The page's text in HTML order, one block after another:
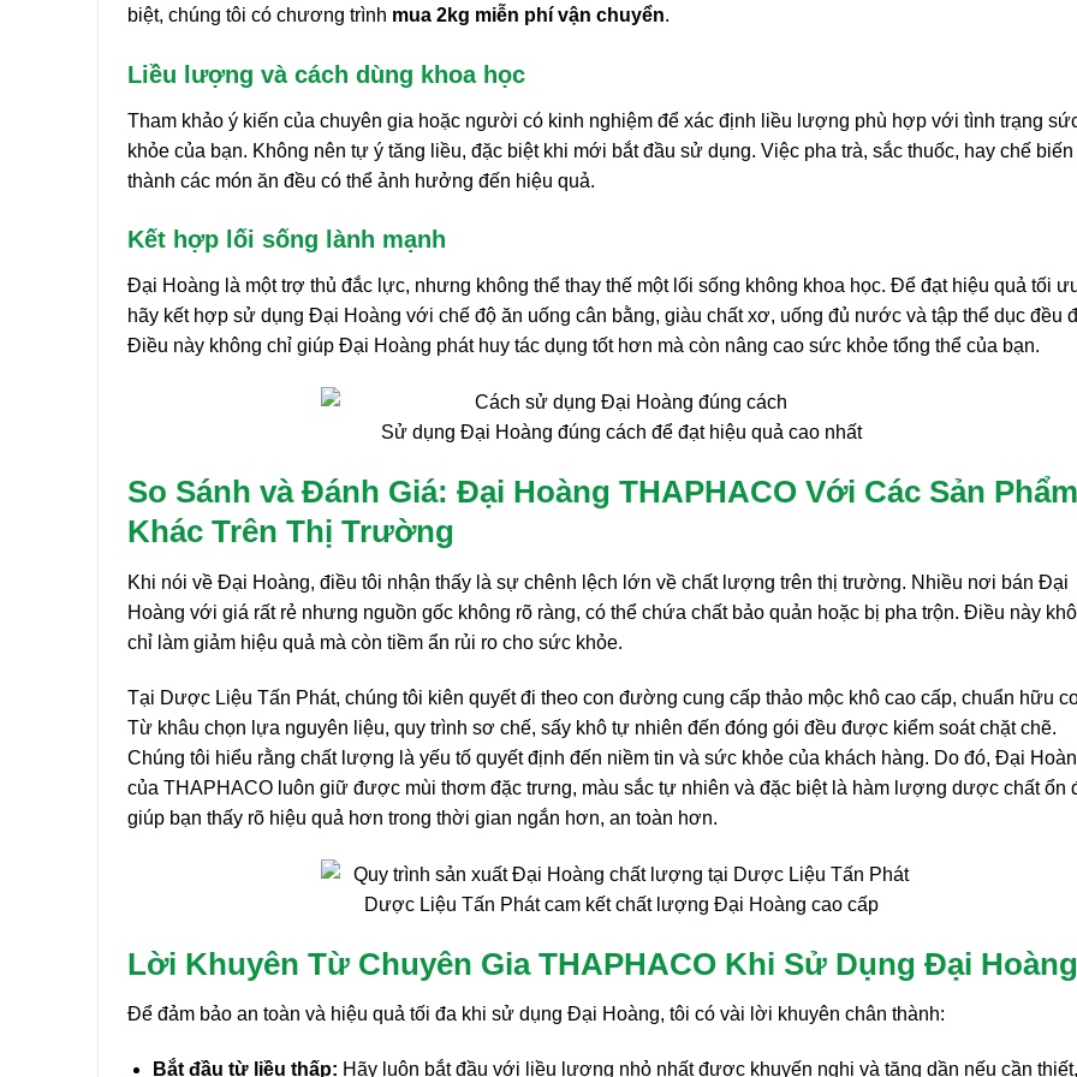
biệt, chúng tôi có chương trình mua 2kg miễn phí vận chuyển.
Liều lượng và cách dùng khoa học
Tham khảo ý kiến của chuyên gia hoặc người có kinh nghiệm để xác định liều lượng phù hợp với tình trạng
khỏe của bạn. Không nên tự ý tăng liều, đặc biệt khi mới bắt đầu sử dụng. Việc pha trà, sắc thuốc, hay chế biến
thành các món ăn đều có thể ảnh hưởng đến hiệu quả.
Kết hợp lối sống lành mạnh
Đại Hoàng là một trợ thủ đắc lực, nhưng không thể thay thế một lối sống không khoa học. Để đạt hiệu quả tối
hãy kết hợp sử dụng Đại Hoàng với chế độ ăn uống cân bằng, giàu chất xơ, uống đủ nước và tập thể dục đều
Điều này không chỉ giúp Đại Hoàng phát huy tác dụng tốt hơn mà còn nâng cao sức khỏe tổng thể của bạn.
Sử dụng Đại Hoàng đúng cách để đạt hiệu quả cao nhất
So Sánh và Đánh Giá: Đại Hoàng THAPHACO Với Các Sản Phẩm
Khác Trên Thị Trường
Khi nói về Đại Hoàng, điều tôi nhận thấy là sự chênh lệch lớn về chất lượng trên thị trường. Nhiều nơi bán Đại
Hoàng với giá rất rẻ nhưng nguồn gốc không rõ ràng, có thể chứa chất bảo quản hoặc bị pha trộn. Điều này
chỉ làm giảm hiệu quả mà còn tiềm ẩn rủi ro cho sức khỏe.
Tại Dược Liệu Tấn Phát, chúng tôi kiên quyết đi theo con đường cung cấp thảo mộc khô cao cấp, chuẩn hữu
Từ khâu chọn lựa nguyên liệu, quy trình sơ chế, sấy khô tự nhiên đến đóng gói đều được kiểm soát chặt chẽ.
Chúng tôi hiểu rằng chất lượng là yếu tố quyết định đến niềm tin và sức khỏe của khách hàng. Do đó, Đại
của THAPHACO luôn giữ được mùi thơm đặc trưng, màu sắc tự nhiên và đặc biệt là hàm lượng dược chất ổn
giúp bạn thấy rõ hiệu quả hơn trong thời gian ngắn hơn, an toàn hơn.
Dược Liệu Tấn Phát cam kết chất lượng Đại Hoàng cao cấp
Lời Khuyên Từ Chuyên Gia THAPHACO Khi Sử Dụng Đại Hoàng
Để đảm bảo an toàn và hiệu quả tối đa khi sử dụng Đại Hoàng, tôi có vài lời khuyên chân thành:
Bắt đầu từ liều thấp: Hãy luôn bắt đầu với liều lượng nhỏ nhất được khuyến nghị và tăng dần nếu cần thiết,